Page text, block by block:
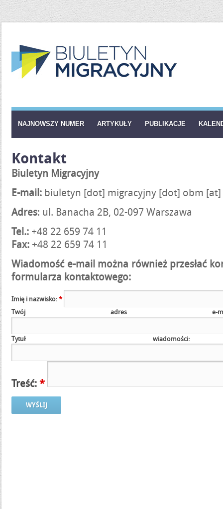
NAJNOWSZY NUMER ARTYKUŁY PUBLIKACJE
Kontakt
Biuletyn Migracyjny
E-mail: biuletyn [dot] migracyjny [dot] obm [at]
Adres: ul. Banacha 2B, 02-097 Warszawa
Tel.: +48 22 659 74 11
Fax: +48 22 659 74 11
Wiadomość e-mail można również przesłać
formularza kontaktowego:
Imię i nazwisko:*
Twój adres
Tytuł
Treść: *